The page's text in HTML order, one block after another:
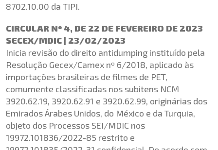
8702.10.00 da TIPI.
CIRCULAR Nº 4, DE 22 DE FEVEREIRO DE 2023
SECEX/MDIC | 23/02/2023
Inicia revisão do direito antidumping instituído pela
Resolução Gecex/Camex nº 6/2018, aplicado às
importações brasileiras de filmes de PET,
comumente classificadas nos subitens NCM
3920.62.19, 3920.62.91 e 3920.62.99, originárias dos
Emirados Árabes Unidos, do México e da Turquia,
objeto dos Processos SEI/MDIC nos
19972.101836/2022-85 restrito e